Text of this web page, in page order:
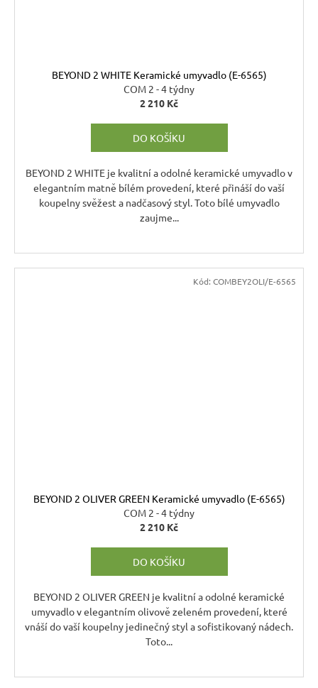
BEYOND 2 WHITE Keramické umyvadlo (E-6565)
COM 2 - 4 týdny
2 210 Kč
DO KOŠÍKU
BEYOND 2 WHITE je kvalitní a odolné keramické umyvadlo v
elegantním matně bílém provedení, které přináší do vaší
koupelny svěžest a nadčasový styl. Toto bílé umyvadlo
zaujme...
BEYOND 2 OLIVER GREEN Keramické umyvadlo (E-6565)
COM 2 - 4 týdny
2 210 Kč
DO KOŠÍKU
BEYOND 2 OLIVER GREEN je kvalitní a odolné keramické
umyvadlo v elegantním olivově zeleném provedení, které
vnáší do vaší koupelny jedinečný styl a sofistikovaný nádech.
Toto...
Kód: COMBEY2OLI/E-6565